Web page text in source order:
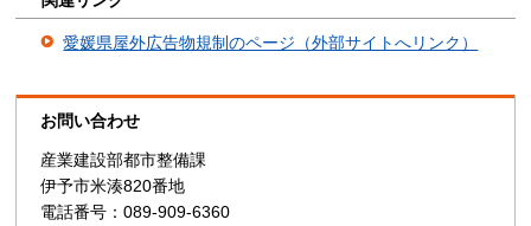
愛媛県屋外広告物規制のページ（外部サイトへリンク）
お問い合わせ
産業建設部都市整備課
伊予市米湊820番地
電話番号：089-909-6360